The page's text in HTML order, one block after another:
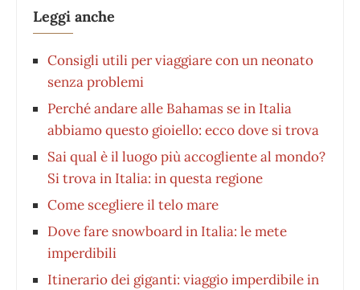
Leggi anche
Consigli utili per viaggiare con un neonato
senza problemi
Perché andare alle Bahamas se in Italia
abbiamo questo gioiello: ecco dove si trova
Sai qual è il luogo più accogliente al mondo?
Si trova in Italia: in questa regione
Come scegliere il telo mare
Dove fare snowboard in Italia: le mete
imperdibili
Itinerario dei giganti: viaggio imperdibile in